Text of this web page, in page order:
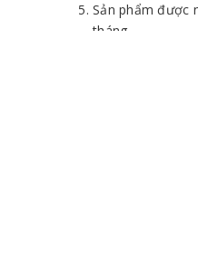
Sản phẩm được
tháng.